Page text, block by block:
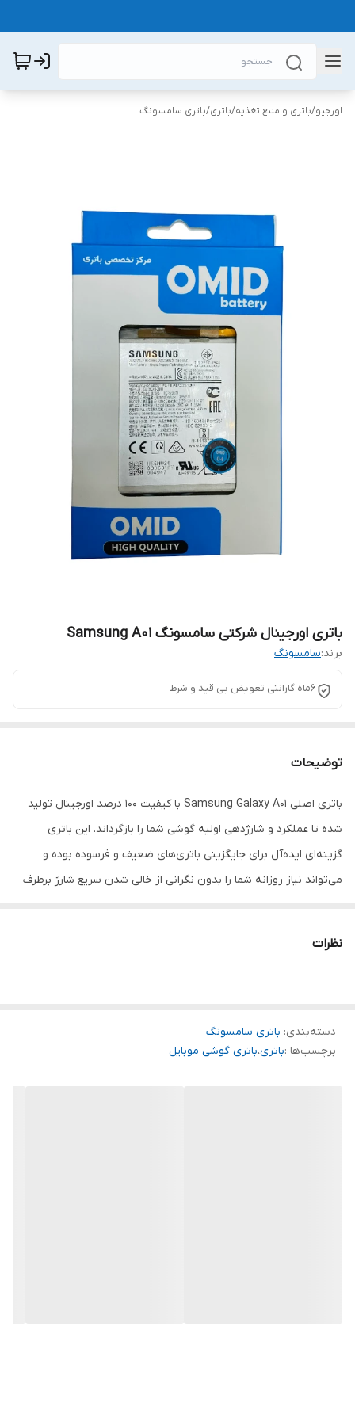
اورجیو/باتری و منبع تغذیه/باتری/باتری سامسونگ
باتری اورجینال شرکتی سامسونگ Samsung A01
برند:سامسونگ
6ماه گارانتی تعویض بی قید و شرط
توضیحات
باتری اصلی Samsung Galaxy A01 با کیفیت 100 درصد اورجینال تولید
شده تا عملکرد و شارژدهی اولیه گوشی شما را بازگرداند. این باتری
گزینه‌ای ایده‌آل برای جایگزینی باتری‌های ضعیف و فرسوده بوده و
می‌تواند نیاز روزانه شما را بدون نگرانی از خالی شدن سریع شارژ برطرف
نظرات
دسته‌بندی: باتری سامسونگ
برچسب‌ها :باتری،باتری گوشی موبایل